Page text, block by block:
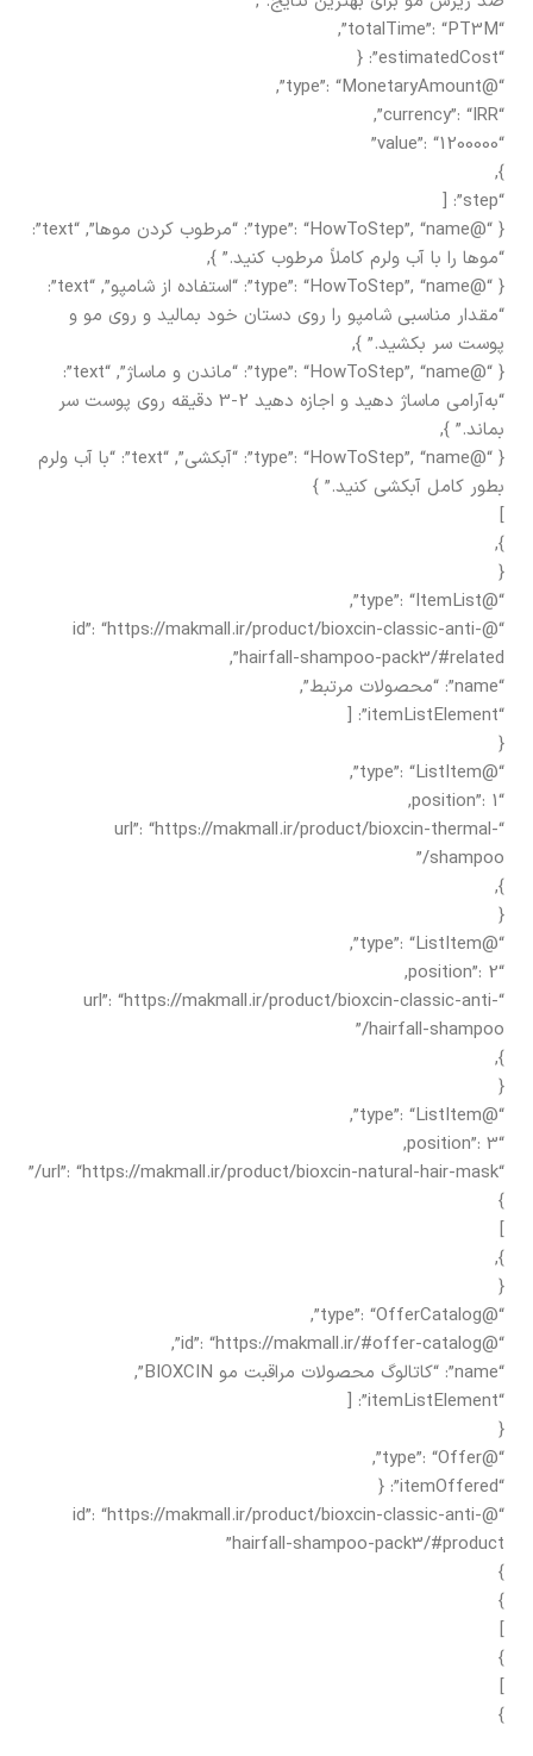
“totalTime”: “PT3M”,
“estimatedCost”: {
“@type”: “MonetaryAmount”,
“currency”: “IRR”,
“value”: “1200000”
},
“step”: [
{ “@type”: “HowToStep”, “name”: “مرطوب کردن موها”, “text”:
“موها را با آب ولرم کاملاً مرطوب کنید.” },
{ “@type”: “HowToStep”, “name”: “استفاده از شامپو”, “text”:
“مقدار مناسبی شامپو را روی دستان خود بمالید و روی مو و
پوست سر بکشید.” },
{ “@type”: “HowToStep”, “name”: “ماندن و ماساژ”, “text”:
“به‌آرامی ماساژ دهید و اجازه دهید 2-3 دقیقه روی پوست سر
بماند.” },
{ “@type”: “HowToStep”, “name”: “آبکشی”, “text”: “با آب ولرم
بطور کامل آبکشی کنید.” }
]
},
{
“@type”: “ItemList”,
“@id”: “https://makmall.ir/product/bioxcin-classic-anti-
hairfall-shampoo-pack3/#related”,
“name”: “محصولات مرتبط”,
“itemListElement”: [
{
“@type”: “ListItem”,
“position”: 1,
“url”: “https://makmall.ir/product/bioxcin-thermal-
shampoo/”
},
{
“@type”: “ListItem”,
“position”: 2,
“url”: “https://makmall.ir/product/bioxcin-classic-anti-
hairfall-shampoo/”
},
{
“@type”: “ListItem”,
“position”: 3,
“url”: “https://makmall.ir/product/bioxcin-natural-hair-mask/”
}
]
},
{
“@type”: “OfferCatalog”,
“@id”: “https://makmall.ir/#offer-catalog”,
“name”: “کاتالوگ محصولات مراقبت مو BIOXCIN”,
“itemListElement”: [
{
“@type”: “Offer”,
“itemOffered”: {
“@id”: “https://makmall.ir/product/bioxcin-classic-anti-
hairfall-shampoo-pack3/#product”
}
}
]
}
]
}